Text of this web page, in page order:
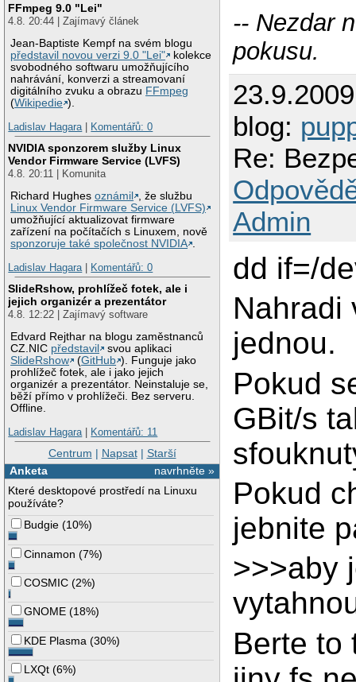
FFmpeg 9.0 "Lei"
4.8. 20:44 | Zajímavý článek
Jean-Baptiste Kempf na svém blogu
představil novou verzi 9.0 "Lei"
kolekce
svobodného softwaru umožňujícího
nahrávání, konverzi a streamovaní
digitálního zvuku a obrazu FFmpeg
(Wikipedie ).
Ladislav Hagara| Komentářů: 0
NVIDIA sponzorem služby Linux
Vendor Firmware Service (LVFS)
4.8. 20:11 | Komunita
Richard Hughesoznámil
, že službu
Linux Vendor Firmware Service (LVFS)
umožňující aktualizovat firmware
zařízení na počítačích s Linuxem, nově
sponzoruje také společnost NVIDIA .
Ladislav Hagara| Komentářů: 0
SlideRshow, prohlížeč fotek, ale i
jejich organizér a prezentátor
4.8. 12:22 | Zajímavý software
Edvard Rejthar na blogu zaměstnanců
CZ.NIC představil
svou aplikaci
SlideRshow
(GitHub ). Funguje jako
prohlížeč fotek, ale i jako jejich
organizér a prezentátor. Neinstaluje se,
běží přímo v prohlížeči. Bez serveru.
Offline.
Ladislav Hagara| Komentářů: 11
Centrum | Napsat| Starší
navrhněte »
Anketa
Které desktopové prostředí na Linuxu
používáte?
Budgie (10%)
Cinnamon (7%)
COSMIC (2%)
GNOME (18%)
KDE Plasma (30%)
LXQt (6%)
-- Nezdar
pokusu.
blog:
Re:
Admin
dd if=/
Nahradi
jednou.
Pokud
GBit/s
Pokud
jebnite
>>>aby
Berte to